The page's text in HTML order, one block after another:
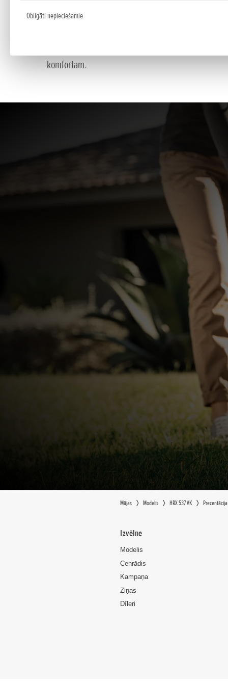
Obligāti nepieciešamie
Select Drive®
Pilnīgi jaunā piedziņas ātruma uzstādīšanas
komfortam.
Mājas Modelis HRX 537 VK Prezentācija
Izvēlne
Modelis
Cenrādis
Kampaņa
Ziņas
Dīleri